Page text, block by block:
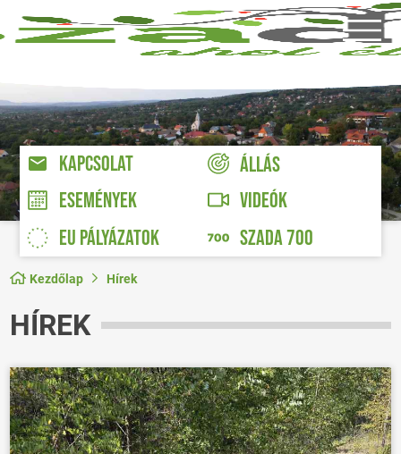
KAPCSOLAT
ÁLLÁS
ESEMÉNYEK
VIDEÓK
EU PÁLYÁZATOK
SZADA 700
Kezdőlap Hírek
HÍREK